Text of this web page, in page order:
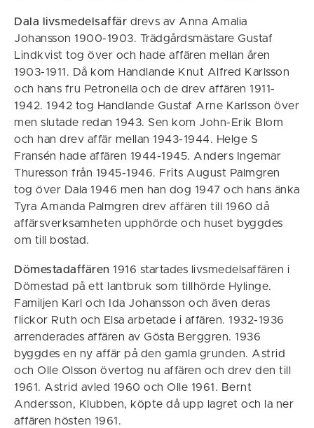
Dala livsmedelsaffär drevs av Anna Amalia
Johansson 1900-1903. Trädgårdsmästare Gustaf
Lindkvist tog över och hade affären mellan åren
1903-1911. Då kom Handlande Knut Alfred Karlsson
och hans fru Petronella och de drev affären 1911-
1942. 1942 tog Handlande Gustaf Arne Karlsson över
men slutade redan 1943. Sen kom John-Erik Blom
och han drev affär mellan 1943-1944. Helge S
Fransén hade affären 1944-1945. Anders Ingemar
Thuresson från 1945-1946. Frits August Palmgren
tog över Dala 1946 men han dog 1947 och hans änka
Tyra Amanda Palmgren drev affären till 1960 då
affärsverksamheten upphörde och huset byggdes
om till bostad.
Dömestadaffären 1916 startades livsmedelsaffären i
Dömestad på ett lantbruk som tillhörde Hylinge.
Familjen Karl och Ida Johansson och även deras
flickor Ruth och Elsa arbetade i affären. 1932-1936
arrenderades affären av Gösta Berggren. 1936
byggdes en ny affär på den gamla grunden. Astrid
och Olle Olsson övertog nu affären och drev den till
1961. Astrid avled 1960 och Olle 1961. Bernt
Andersson, Klubben, köpte då upp lagret och la ner
affären hösten 1961.